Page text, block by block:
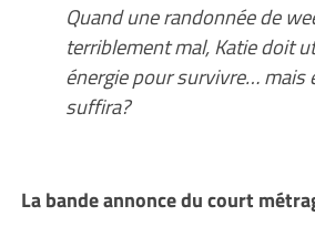
Quand une randonnée de
terriblement mal, Katie doit
énergie pour survivre… mais
suffira?
La bande annonce du court